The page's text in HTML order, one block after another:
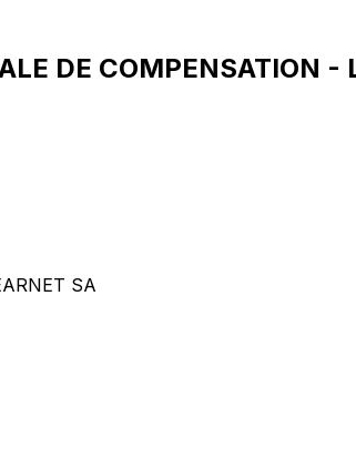
DE COMPENSATION -
SA